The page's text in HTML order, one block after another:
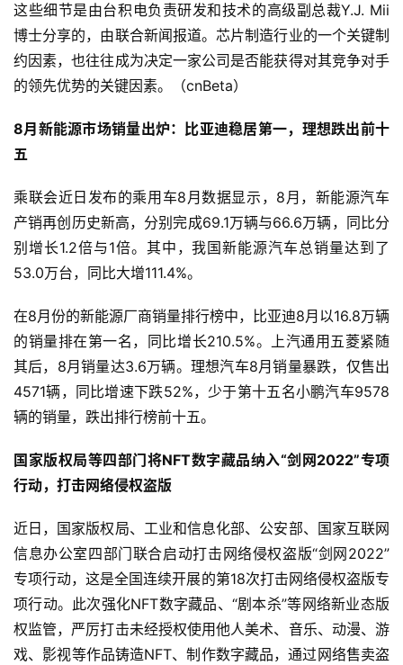
页
界
人
工
能
深
度
学
云
算
未
来
医
疗
登录 注册
这些细节是由台积电负责研发和技术的高级副总裁Y.J. Mii
博士分享的，由联合新闻报道。芯片制造行业的一个关键制
约因素，也往往成为决定一家公司是否能获得对其竞争对手
的领先优势的关键因素。（cnBeta）
8月新能源市场销量出炉：比亚迪稳居第一，理想跌出前十
五
乘联会近日发布的乘用车8月数据显示，8月，新能源汽车
产销再创历史新高，分别完成69.1万辆与66.6万辆，同比分
别增长1.2倍与1倍。其中，我国新能源汽车总销量达到了
53.0万台，同比大增111.4%。
在8月份的新能源厂商销量排行榜中，比亚迪8月以16.8万辆
的销量排在第一名，同比增长210.5%。上汽通用五菱紧随
其后，8月销量达3.6万辆。理想汽车8月销量暴跌，仅售出
4571辆，同比增速下跌52%，少于第十五名小鹏汽车9578
辆的销量，跌出排行榜前十五。
国家版权局等四部门将NFT数字藏品纳入“剑网2022”专项
行动，打击网络侵权盗版
近日，国家版权局、工业和信息化部、公安部、国家互联网
信息办公室四部门联合启动打击网络侵权盗版“剑网2022”
专项行动，这是全国连续开展的第18次打击网络侵权盗版专
项行动。此次强化NFT数字藏品、“剧本杀”等网络新业态版
权监管，严厉打击未经授权使用他人美术、音乐、动漫、游
戏、影视等作品铸造NFT、制作数字藏品，通过网络售卖盗